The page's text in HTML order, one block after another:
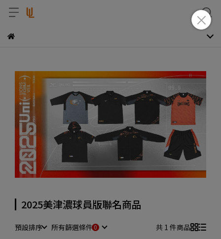
2025美津濃球員版聯名商品
預設排序 所有篩選條件 共 1 件商品